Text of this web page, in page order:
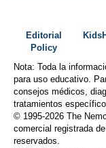
Editorial
Policy
Nota: Toda la
para uso educativo.
consejos médicos,
tratamientos
© 1995-2026 The
comercial registrada
reservados.